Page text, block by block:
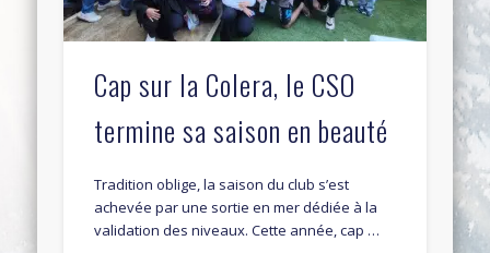
Cap sur la Colera, le CSO
termine sa saison en beauté
Tradition oblige, la saison du club s’est
achevée par une sortie en mer dédiée à la
validation des niveaux. Cette année, cap …